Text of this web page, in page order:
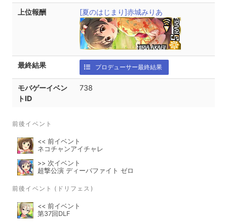
上位報酬 [夏のはじまり]赤城みりあ
最終結果 プロデューサー最終結果
モバゲーイベン
トID
738
前後イベント
<< 前イベント
ネコチャンアイチャレ
>> 次イベント
超撃公演 ディーバファイト ゼロ
前後イベント (ドリフェス)
<< 前イベント
第37回DLF